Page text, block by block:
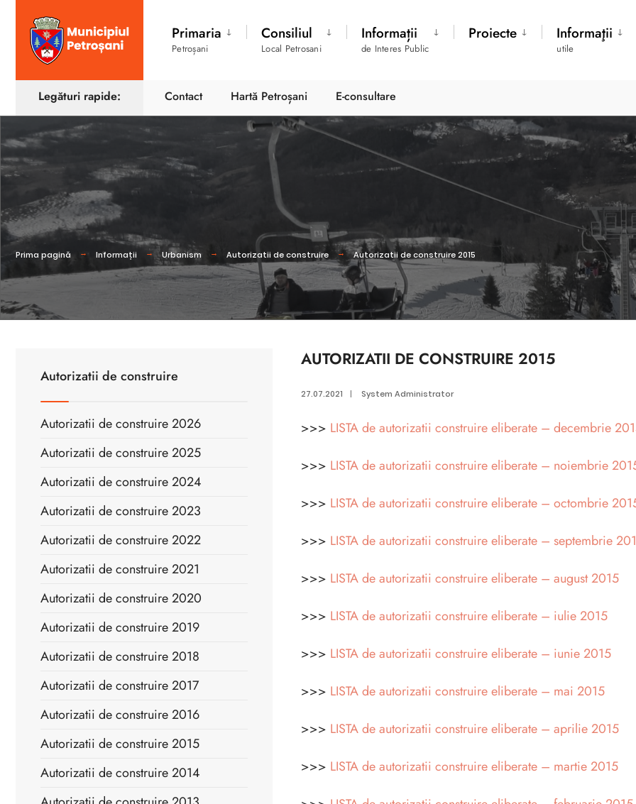
Primaria
Petroșani
Consiliul
Local Petrosani
Informații
de Interes Public
Proiecte Informaţii
utile
Legături rapide: Contact Hartă Petroșani E-consultare
Prima pagină Informații Urbanism Autorizatii de construire Autorizatii de construire 2015
AUTORIZATII DE CONSTRUIRE 2015
27.07.2021 | System Administrator
>>> LISTA de autorizatii construire eliberate – decembrie
>>> LISTA de autorizatii construire eliberate – noiembrie
>>> LISTA de autorizatii construire eliberate – octombrie
>>> LISTA de autorizatii construire eliberate – septembrie
>>> LISTA de autorizatii construire eliberate – august 2015
>>> LISTA de autorizatii construire eliberate – iulie 2015
>>> LISTA de autorizatii construire eliberate – iunie 2015
>>> LISTA de autorizatii construire eliberate – mai 2015
>>> LISTA de autorizatii construire eliberate – aprilie 2015
>>> LISTA de autorizatii construire eliberate – martie 2015
Autorizatii de construire
Autorizatii de construire 2026
Autorizatii de construire 2025
Autorizatii de construire 2024
Autorizatii de construire 2023
Autorizatii de construire 2022
Autorizatii de construire 2021
Autorizatii de construire 2020
Autorizatii de construire 2019
Autorizatii de construire 2018
Autorizatii de construire 2017
Autorizatii de construire 2016
Autorizatii de construire 2015
Autorizatii de construire 2014